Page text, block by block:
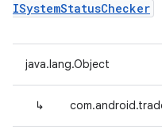
ISystemStatusChecker
java.lang.Object
↳